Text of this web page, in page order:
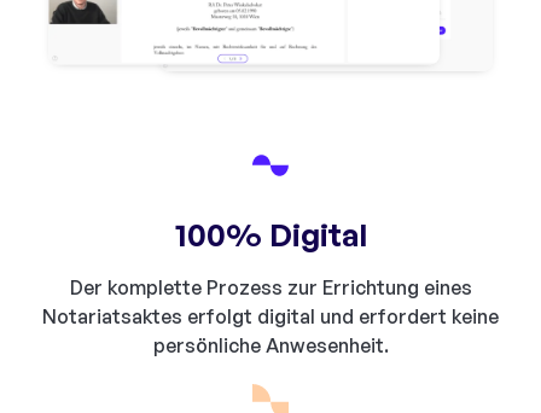
100% Digital
Der komplette Prozess zur Errichtung eines
Notariatsaktes erfolgt digital und erfordert keine
persönliche Anwesenheit.